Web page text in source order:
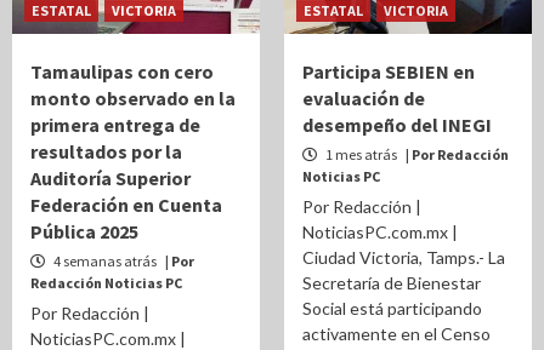
ESTATAL VICTORIA
Tamaulipas con cero
monto observado en la
primera entrega de
resultados por la
Auditoría Superior
Federación en Cuenta
Pública 2025
4 semanas atrás | Por
Redacción Noticias PC
Por Redacción |
NoticiasPC.com.mx |
ESTATAL VICTORIA
Participa SEBIEN en
evaluación de
desempeño del INEGI
1 mes atrás | Por Redacción
Noticias PC
Por Redacción |
NoticiasPC.com.mx |
Ciudad Victoria, Tamps.- La
Secretaría de Bienestar
Social está participando
activamente en el Censo